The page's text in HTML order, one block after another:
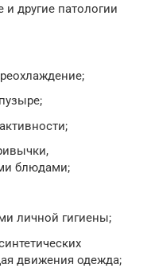
другие патологии
блюдами;
личной гигиены;
движения одежда;